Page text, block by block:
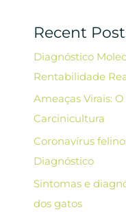
Recent
Diagnóstico
Rentabilidade
Ameaças Virais:
Carcinicultura
Coronavírus
Diagnóstico
Sintomas e
dos gatos